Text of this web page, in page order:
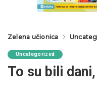
Zelena učionica
Uncategorized
To su bili